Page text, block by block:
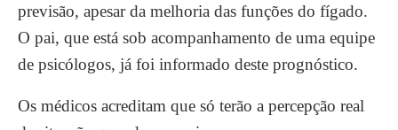
previsão, apesar da melhoria das funções do fígado.
O pai, que está sob acompanhamento de uma equipe
de psicólogos, já foi informado deste prognóstico.
Os médicos acreditam que só terão a percepção real